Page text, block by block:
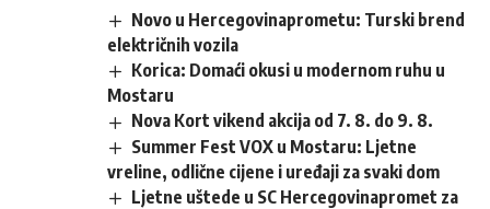
Novo u Hercegovinaprometu: Turski brend
električnih vozila
Korica: Domaći okusi u modernom ruhu u
Mostaru
Nova Kort vikend akcija od 7. 8. do 9. 8.
Summer Fest VOX u Mostaru: Ljetne
vreline, odlične cijene i uređaji za svaki dom
Ljetne uštede u SC Hercegovinapromet za